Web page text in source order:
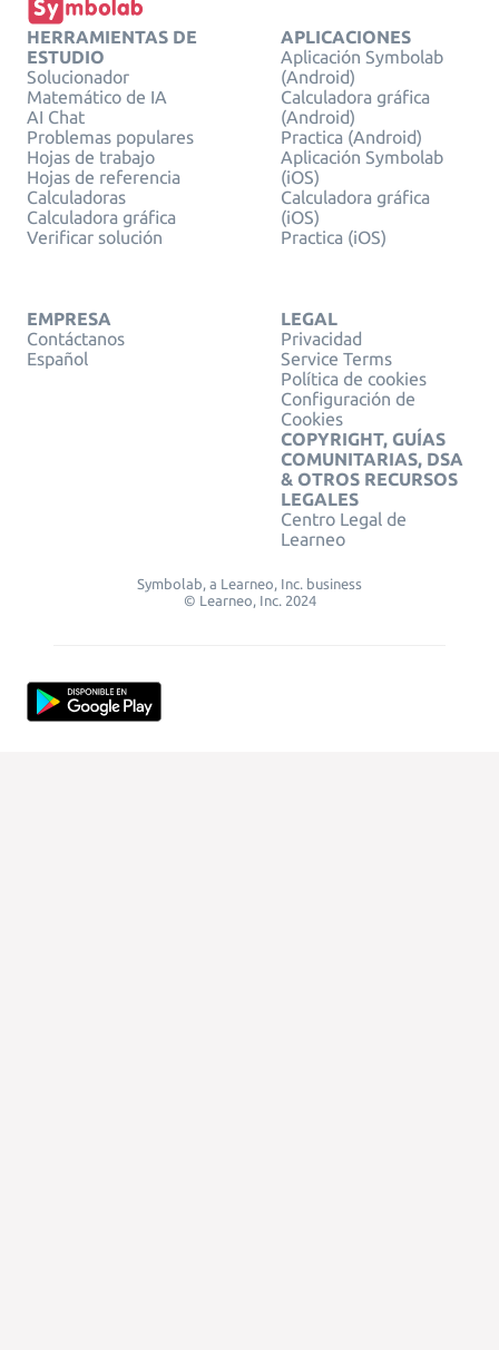
HERRAMIENTAS DE
ESTUDIO
Solucionador
Matemático de IA
AI Chat
Problemas populares
Hojas de trabajo
Hojas de referencia
Calculadoras
Calculadora gráfica
Verificar solución
APLICACIONES
Aplicación Symbolab
(Android)
Calculadora gráfica
(Android)
Practica (Android)
Aplicación Symbolab
(iOS)
Calculadora gráfica
(iOS)
Practica (iOS)
EMPRESA
Contáctanos
Español
LEGAL
Privacidad
Service Terms
Política de cookies
Configuración de
Cookies
COPYRIGHT, GUÍAS
COMUNITARIAS, DSA
& OTROS RECURSOS
LEGALES
Centro Legal de
Learneo
Symbolab, a Learneo, Inc. business
© Learneo, Inc. 2024